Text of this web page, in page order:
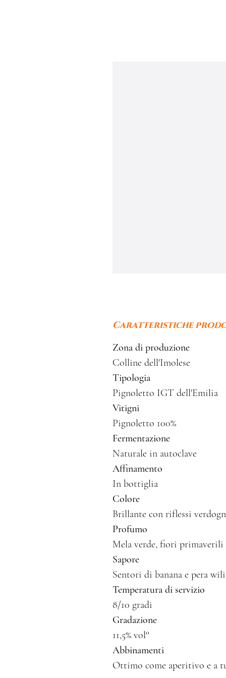
Caratteristiche
Zona di produzione
Colline dell'Imolese
Tipologia
Pignoletto IGT dell'Emilia
Vitigni
Pignoletto 100%
Fermentazione
Naturale in autoclave
Affinamento
In bottiglia
Colore
Brillante con riflessi
Profumo
Mela verde, fiori primaverili
Sapore
Sentori di banana e pera
Temperatura di servizio
8/10 gradi
Gradazione
11,5% vol°
Abbinamenti
Ottimo come aperitivo e a